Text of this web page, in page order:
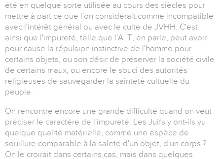
été en quelque sorte utilisée au cours des siècles pour
mettre à part ce que l'on considérait comme incompatible
avec l'intérêt général ou avec le culte de JVHH. C'est
ainsi que l'impureté, telle que l'A. T, en parle, peut avoir
pour cause la répulsion instinctive de l'homme pour
certains objets, ou son désir de préserver la société civile
de certains maux, ou encore le souci des autorités
religieuses de sauvegarder la sainteté cultuelle du
peuple.
On rencontre encore une grande difficulté quand on veut
préciser le caractère de l'impureté. Les Juifs y ont-ils vu
quelque qualité matérielle, comme une espèce de
souillure comparable à la saleté d'un objet, d'un corps ?
On le croirait dans certains cas, mais dans quelques